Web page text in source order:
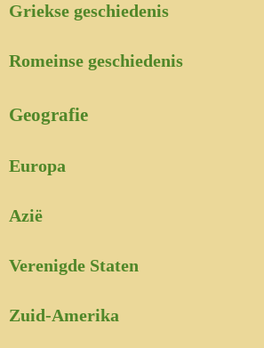
Griekse geschiedenis
Romeinse geschiedenis
Geografie
Europa
Azië
Verenigde Staten
Zuid-Amerika